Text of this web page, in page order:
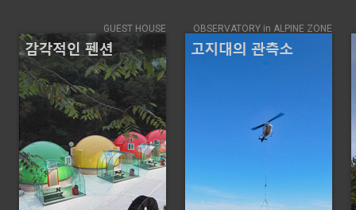
GUEST HOUSE OBSERVATORY in ALPINE ZONE